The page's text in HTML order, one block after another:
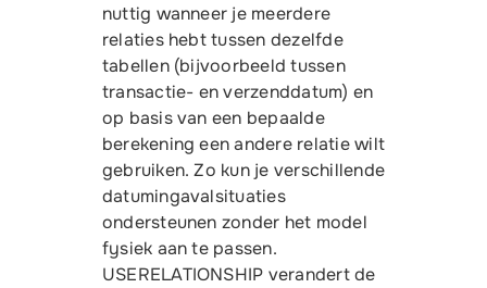
Gratis proefversie
nuttig wanneer je meerdere
relaties hebt tussen dezelfde
tabellen (bijvoorbeeld tussen
transactie- en verzenddatum) en
op basis van een bepaalde
berekening een andere relatie wilt
gebruiken. Zo kun je verschillende
datumi­nga­val­situaties
ondersteunen zonder het model
fysiek aan te passen.
USERELATIONSHIP verandert de